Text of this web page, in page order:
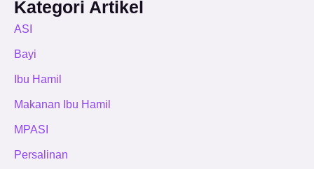
Kategori Artikel
ASI
Bayi
Ibu Hamil
Makanan Ibu Hamil
MPASI
Persalinan